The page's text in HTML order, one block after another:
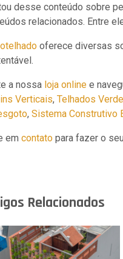
desse conteúdo sobre
relacionados. Entre
oferece diversas
a nossa loja online e
Verticais, Telhados
, Sistema Construtivo
em contato para fazer o
Relacionados